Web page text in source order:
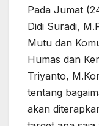
Pada Jumat
Didi Suradi,
Mutu dan
Humas dan
Triyanto,
tentang
akan